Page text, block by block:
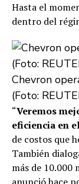
Hasta el
dentro del
Chevron
(Foto:
“Veremos
eficiencia en
de costos que
También
más de 10.000